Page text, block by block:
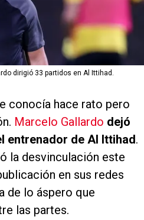
dirigió 33 partidos en Al Ittihad.
conocía hace rato pero
Marcelo Gallardo dejó
entrenador de Al Ittihad.
la desvinculación este
en sus redes
de lo áspero que
las partes.